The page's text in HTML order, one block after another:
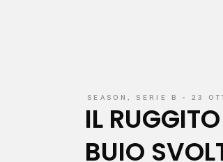
SEASON , SERIE B 23
IL
BUIO